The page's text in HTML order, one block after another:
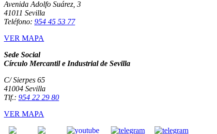
Avenida Adolfo Suárez, 3
41011 Sevilla
Teléfono: 954 45 53 77
VER MAPA
Sede Social
Círculo Mercantil e Industrial de Sevilla
C/ Sierpes 65
41004 Sevilla
Tlf.: 954 22 29 80
VER MAPA